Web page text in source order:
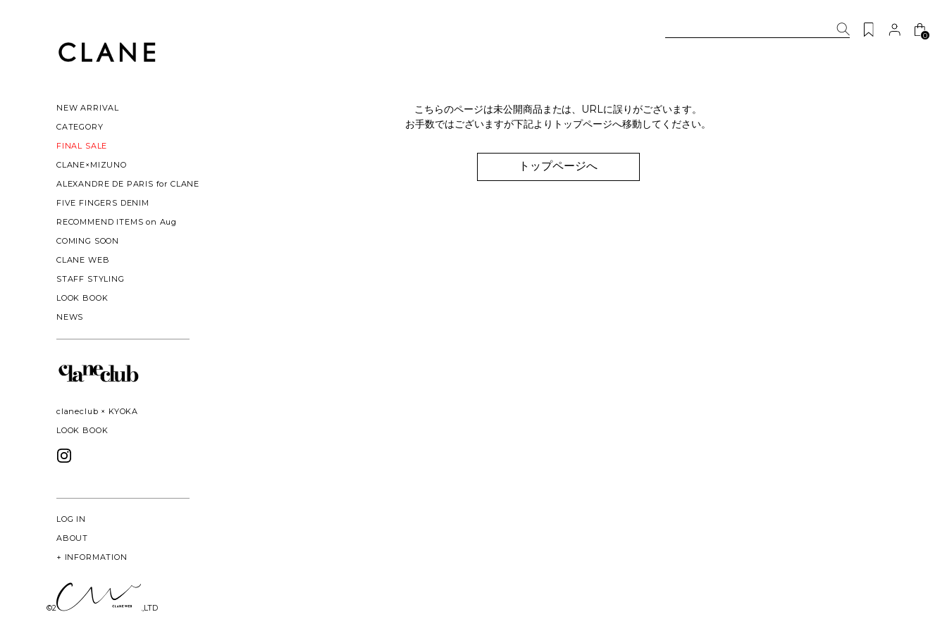
NEW ARRIVAL
CATEGORY
FINAL SALE
CLANE×MIZUNO
ALEXANDRE DE PARIS for CLANE
FIVE FINGERS DENIM
RECOMMEND ITEMS on Aug
COMING SOON
CLANE WEB
STAFF STYLING
LOOK BOOK
NEWS
claneclub × KYOKA
LOOK BOOK
LOG IN
ABOUT
+ INFORMATION
0
こちらのページは未公開商品または、URLに誤りがございます。
お手数ではございますが下記よりトップページへ移動してください。
トップページへ
©2026 CLANE DESIGN CO.,LTD